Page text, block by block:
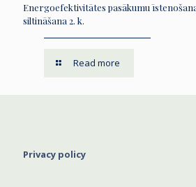
Energoefektivitātes pasākumu
siltināšana 2. k.
Read more
Privacy policy